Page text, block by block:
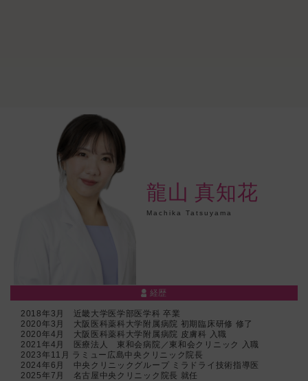
龍山 真知花
Machika Tatsuyama
経歴
2018年3月 近畿大学医学部医学科 卒業
2020年3月 大阪医科薬科大学附属病院 初期臨床研修 修了
2020年4月 大阪医科薬科大学附属病院 皮膚科 入職
2021年4月 医療法人 東和会病院／東和会クリニック 入職
2023年11月 ラミュー広島中央クリニック院長
2024年6月 中央クリニックグループ ミラドライ技術指導医
2025年7月 名古屋中央クリニック院長 就任